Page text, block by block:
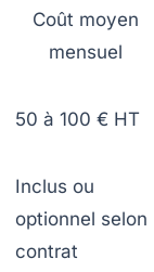
Coût moyen
mensuel
50 à 100 € HT
Inclus ou
optionnel selon
contrat